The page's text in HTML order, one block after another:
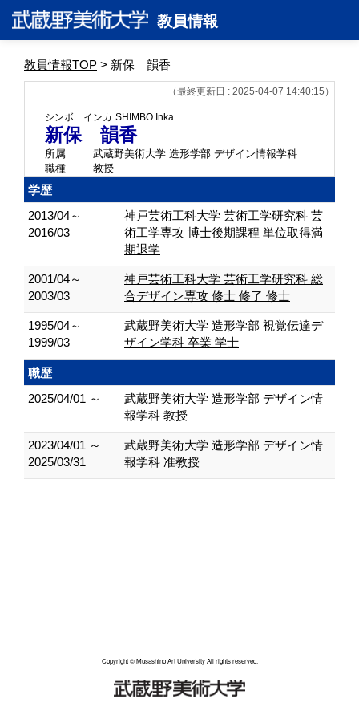
教員情報
教員情報TOP > 新保 韻香
（最終更新日 : 2025-04-07 14:40:15）
シンボ インカ SHIMBO Inka
新保 韻香
所属
武蔵野美術大学 造形学部 デザイン情報学科
職種
教授
学歴
2013/04～
2016/03
神戸芸術工科大学 芸術工学研究科 芸
術工学専攻 博士後期課程 単位取得満
期退学
2001/04～
2003/03
神戸芸術工科大学 芸術工学研究科 総
合デザイン専攻 修士 修了 修士
1995/04～
1999/03
武蔵野美術大学 造形学部 視覚伝達デ
ザイン学科 卒業 学士
職歴
2025/04/01 ～
武蔵野美術大学 造形学部 デザイン情
報学科 教授
2023/04/01 ～
2025/03/31
武蔵野美術大学 造形学部 デザイン情
報学科 准教授
Copyright © Musashino Art University All rights reserved.